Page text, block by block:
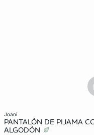
joani
PANTALÓN DE PIJAMA
ALGODÓN